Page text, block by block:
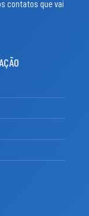
contatos que vai